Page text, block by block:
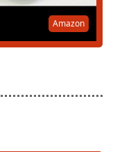
Amazon